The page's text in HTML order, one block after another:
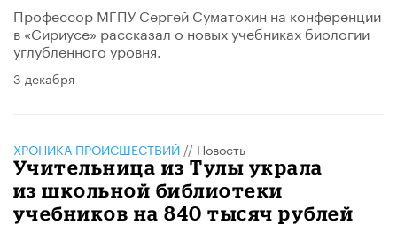
Профессор МГПУ Сергей Суматохин на конференции
в «Сириусе» рассказал о новых учебниках биологии
углубленного уровня.
3 декабря
ХРОНИКА ПРОИСШЕСТВИЙ // Новость
Учительница из Тулы украла
из школьной библиотеки
учебников на 840 тысяч рублей